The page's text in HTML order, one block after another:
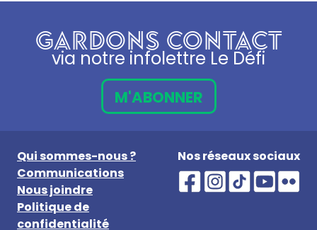
GARDONS CONTACT
via notre infolettre Le Défi
M'ABONNER
Qui sommes-nous ?
Communications
Nous joindre
Politique de
confidentialité
Nos réseaux sociaux